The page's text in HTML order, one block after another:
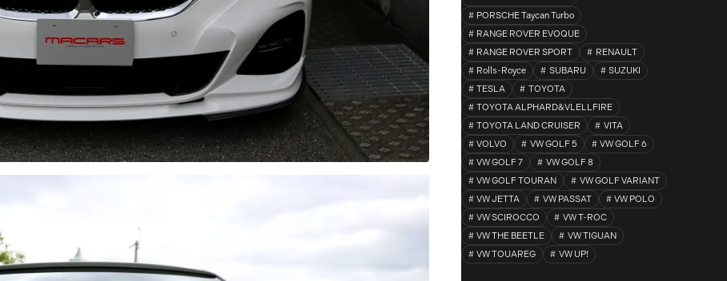
PORSCHE Taycan Turbo
RANGE ROVER EVOQUE
RANGE ROVER SPORT
RENAULT
Rolls-Royce
SUBARU
SUZUKI
TESLA
TOYOTA
TOYOTA ALPHARD&VLELLFIRE
TOYOTA LAND CRUISER
VITA
VOLVO
VW GOLF 5
VW GOLF 6
VW GOLF 7
VW GOLF 8
VW GOLF TOURAN
VW GOLF VARIANT
VW JETTA
VW PASSAT
VW POLO
VW SCIROCCO
VW T-ROC
VW THE BEETLE
VW TIGUAN
VW TOUAREG
VW UP!